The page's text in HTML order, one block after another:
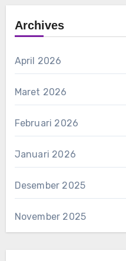
Archives
April 2026
Maret 2026
Februari 2026
Januari 2026
Desember 2025
November 2025